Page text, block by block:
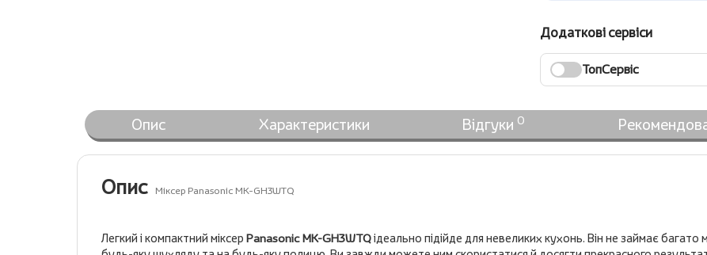
Додаткові сервіси
ТопСервіс
Опис Характеристики Відгуки 0
Опис Міксер Panasonic MK-GH3WTQ
Легкий і компактний міксер Panasonic MK-GH3WTQідеально підійде для невеликих кухонь. Він не займає багато